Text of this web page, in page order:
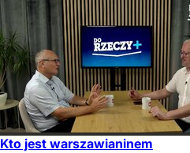
Kto jest warszawianinem